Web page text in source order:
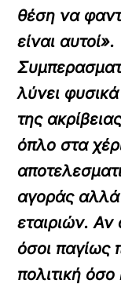
θέση να
είναι αυτοί».
λύνει
της
όπλο στα
αγοράς
εταιριών. Αν
όσοι παγίως
πολιτική όσο